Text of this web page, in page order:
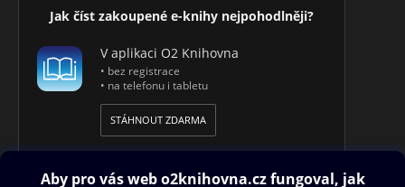
- Právní hlediska a otázky bezpečnosti provozu datových
O autorovi:
Jiří Lapáček pracoval po absolvování VŠCHT deset let jako
programátor. Stál u zrodu známé firmy Software602, pro niž
vytvořil dokumentaci ke všem jejím produktům. Je autorem
několika interaktivních počítačových kurzů, řady článků
a desítek úspěšných knih. Jeho publikace vynikají živým
stylem a srozumitelností pro začínající uživatele.
Jak číst zakoupené e-knihy nejpohodlněji?
V aplikaci O2 Knihovna
• bez registrace
• na telefonu i tabletu
STÁHNOUT ZDARMA